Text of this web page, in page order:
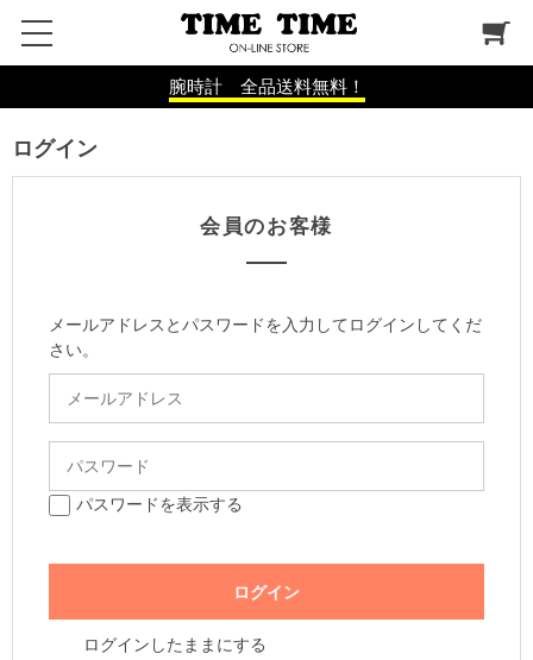
腕時計 全品送料無料！
ログイン
会員のお客様
メールアドレスとパスワードを入力してログインしてくだ
さい。
パスワードを表示する
ログインしたままにする